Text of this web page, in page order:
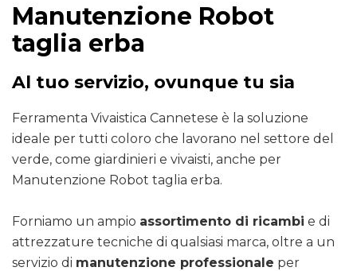
Manutenzione Robot
taglia erba
Al tuo servizio, ovunque tu sia
Ferramenta Vivaistica Cannetese è la soluzione
ideale per tutti coloro che lavorano nel settore del
verde, come giardinieri e vivaisti, anche per
Manutenzione Robot taglia erba.
Forniamo un ampio assortimento di ricambi e di
attrezzature tecniche di qualsiasi marca, oltre a un
servizio di manutenzione professionale per